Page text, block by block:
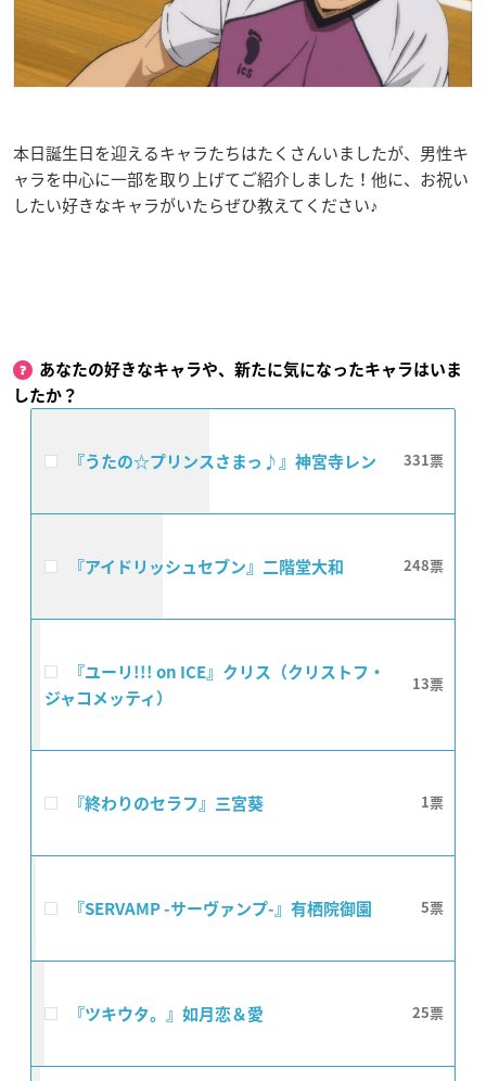
本日誕生日を迎えるキャラたちはたくさんいましたが、男性キ
ャラを中心に一部を取り上げてご紹介しました！他に、お祝い
したい好きなキャラがいたらぜひ教えてください♪
あなたの好きなキャラや、新たに気になったキャラはいま
したか？
『うたの☆プリンスさまっ♪』神宮寺レン 331
『アイドリッシュセブン』二階堂大和 248
『ユーリ!!! on ICE』クリス（クリストフ・
ジャコメッティ）
13
『終わりのセラフ』三宮葵 1
『SERVAMP -サーヴァンプ-』有栖院御園 5
『ツキウタ。』如月恋＆愛 25